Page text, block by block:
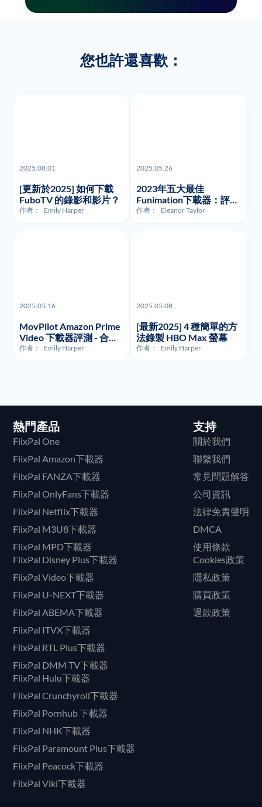
您也許還喜歡：
2025.08.01
[更新於2025] 如何下載
FuboTV 的錄影和影片？
作者： Emily Harper
2025.05.26
2023年五大最佳
Funimation下載器：評測
與比較
作者： Eleanor Taylor
2025.05.16
MovPilot Amazon Prime
Video 下載器評測 - 合法
性、使用方式及價格
作者： Emily Harper
2025.05.08
[最新2025] 4 種簡單的方
法錄製 HBO Max 螢幕
作者： Emily Harper
熱門產品
FlixPal One
FlixPal Amazon下載器
FlixPal FANZA下載器
FlixPal OnlyFans下載器
FlixPal Netflix下載器
FlixPal M3U8下載器
FlixPal MPD下載器
FlixPal Disney Plus下載器
FlixPal Video下載器
FlixPal U-NEXT下載器
FlixPal ABEMA下載器
FlixPal ITVX下載器
FlixPal RTL Plus下載器
FlixPal DMM TV下載器
FlixPal Hulu下載器
FlixPal Crunchyroll下載器
FlixPal Pornhub 下載器
FlixPal NHK下載器
FlixPal Paramount Plus下載器
FlixPal Peacock下載器
FlixPal Viki下載器
支持
關於我們
聯繫我們
常見問題解答
公司資訊
法律免責聲明
DMCA
使用條款
Cookies政策
隱私政策
購買政策
退款政策